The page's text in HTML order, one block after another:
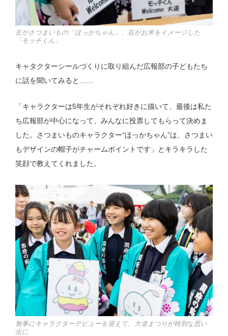
左がさつまいもの「ほっかちゃん」、右がお米をイメージした
「モッチくん」
キャタクターシールづくりに取り組んだ広報部の子どもたち
に話を聞いてみると……
「キャラクターは5年生がそれぞれ好きに描いて、最後は私た
ち広報部が中心になって、みんなに投票してもらって決めま
した。さつまいものキャラクター“ほっかちゃん”は、さつまい
もデザインの帽子がチャームポイントです」とキラキラした
笑顔で教えてくれました。
無事にキャラクターデビューを迎えて、大道まつりが特別な思い
出に